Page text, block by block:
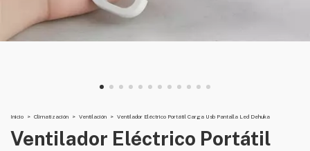
Inicio > Climatización > Ventilación > Ventilador Eléctrico Portátil Carga Usb Pantalla Led Dehuka
Ventilador Eléctrico Portátil